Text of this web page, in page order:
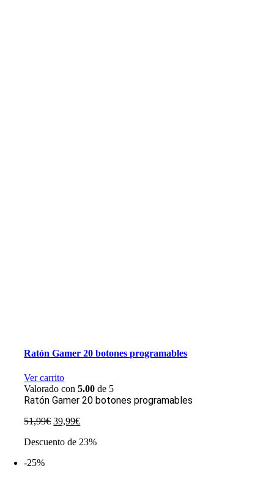
Ratón Gamer 20 botones programables
Ver carrito
Valorado con5.00 de 5
Ratón Gamer 20 botones programables
51,99€ El
original
39,99€El
actual
Descuento de 23%
-25%